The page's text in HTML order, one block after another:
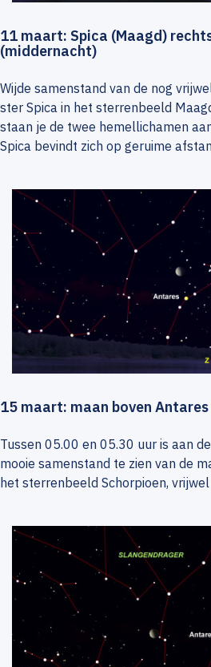
11 maart: Spica (Maagd)
(middernacht)
Wijde samenstand van de nog
ster Spica in het sterrenbeeld
staan je de twee hemellichamen
Spica bevindt zich op geruime
15 maart: maan boven
Tussen 05.00 en 05.30 uur is aan
mooie samenstand te zien van de
het sterrenbeeld Schorpioen,